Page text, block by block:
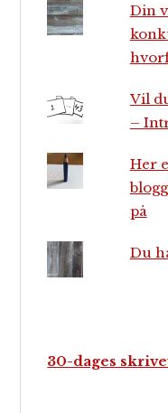
Din
Vil
–
Her
på
Du
30-dages